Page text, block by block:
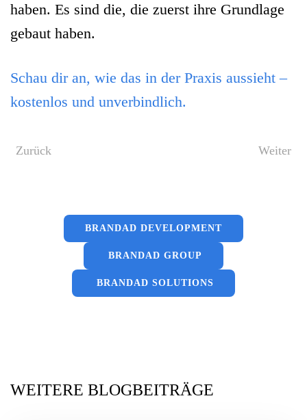
haben. Es sind die, die zuerst ihre Grundlage
gebaut haben.
Schau dir an, wie das in der Praxis aussieht –
kostenlos und unverbindlich.
Zurück Weiter
BRANDAD DEVELOPMENT
BRANDAD GROUP
BRANDAD SOLUTIONS
WEITERE BLOGBEITRÄGE